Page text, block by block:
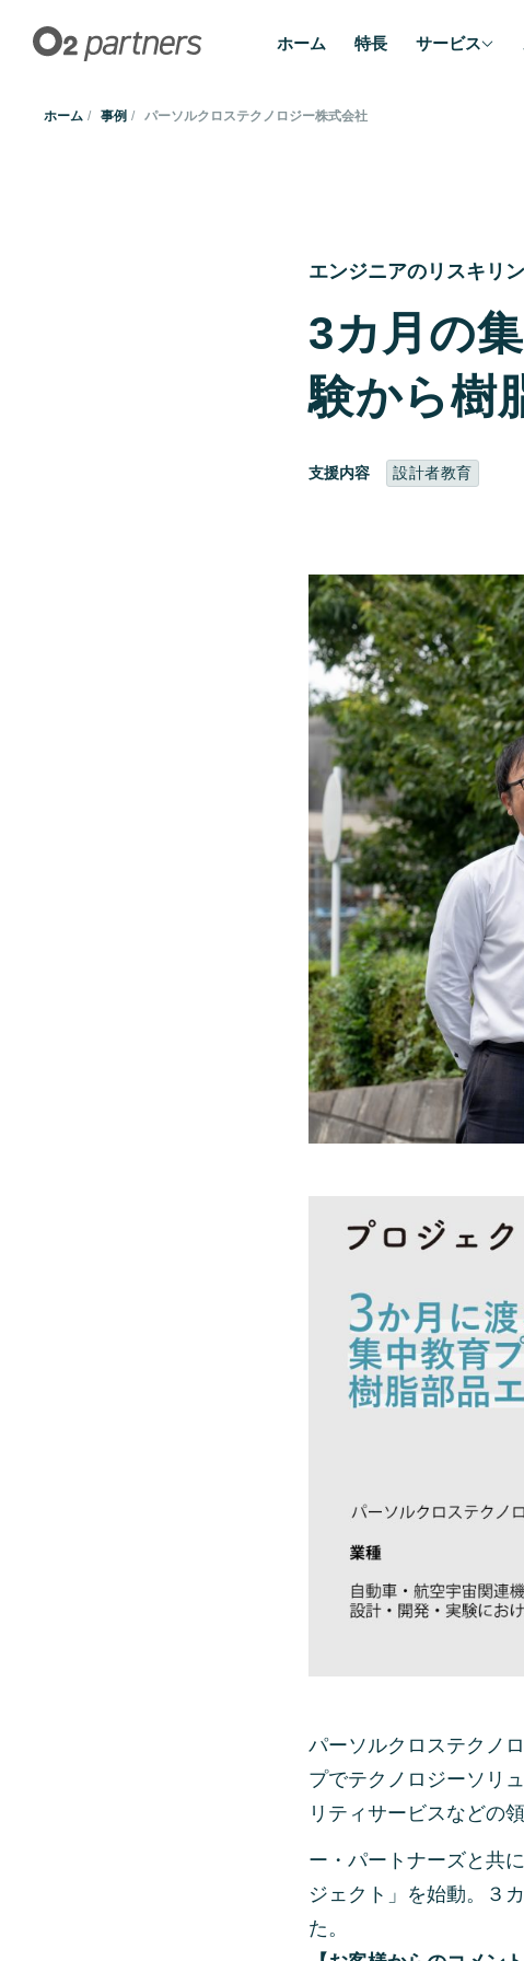
ホーム 特長 サービス
ホーム 事例 パーソルクロステクノロジー株式会社
エンジニアのリスキリ
3カ月の
験から樹
支援内容 設計者教育
パーソルクロステクノ
プでテクノロジーソリ
リティサービスなどの
ー・パートナーズと共
ジェクト」を始動。３
た。